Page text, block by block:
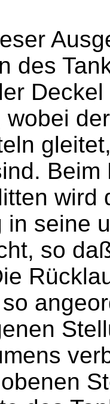
des
wird
in seine
so